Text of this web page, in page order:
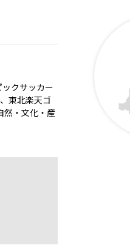
クサッカー
東北楽天ゴ
然・文化・産